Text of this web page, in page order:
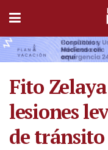
Fito
lesiones
de tránsito